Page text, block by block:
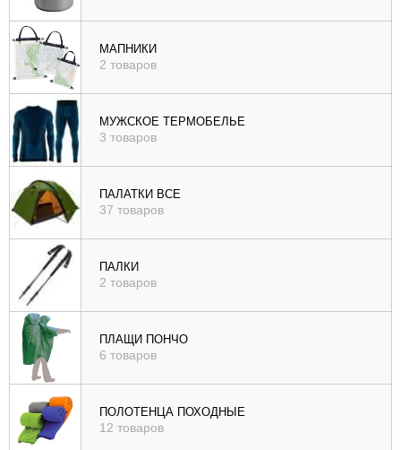
МАПНИКИ
2 товаров
МУЖСКОЕ ТЕРМОБЕЛЬЕ
3 товаров
ПАЛАТКИ ВСЕ
37 товаров
ПАЛКИ
2 товаров
ПЛАЩИ ПОНЧО
6 товаров
ПОЛОТЕНЦА ПОХОДНЫЕ
12 товаров